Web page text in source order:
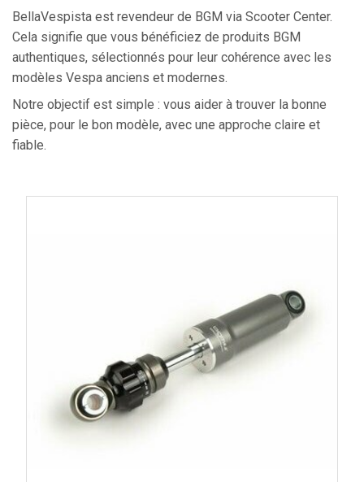
BellaVespista est revendeur de BGM via Scooter Center.
Cela signifie que vous bénéficiez de produits BGM
authentiques, sélectionnés pour leur cohérence avec les
modèles Vespa anciens et modernes.
Notre objectif est simple : vous aider à trouver la bonne
pièce, pour le bon modèle, avec une approche claire et
fiable.